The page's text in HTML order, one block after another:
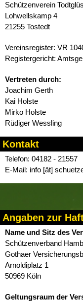
Schützenverein
Lohwellskamp 4
21255 Tostedt
Vereinsregister: VR
Registergericht:
Vertreten durch:
Joachim Gerth
Kai Holste
Mirko Holste
Rüdiger Wessling
Kontakt
Telefon: 04182 - 21557
E-Mail: info [ät]
Angaben zur
Name und Sitz des
Schützenverband
Gothaer
Arnoldiplatz 1
50969 Köln
Geltungsraum der